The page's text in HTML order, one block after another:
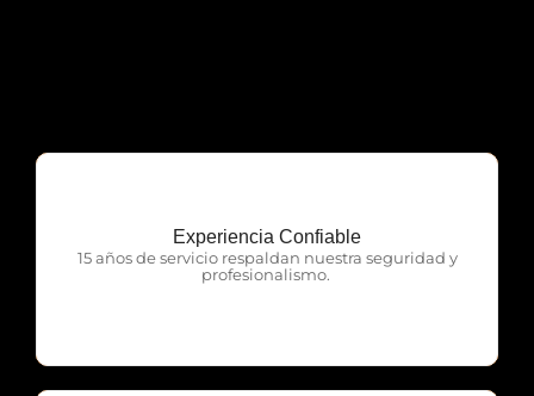
Experiencia Confiable
15 años de servicio respaldan nuestra seguridad y
profesionalismo.
OTP Servicios